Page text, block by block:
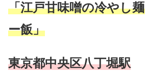
「江戸甘味噌の冷やし
ー飯」
東京都中央区八丁堀駅